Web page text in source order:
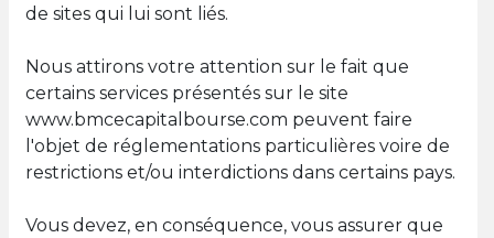
de sites qui lui sont liés.
Nous attirons votre attention sur le fait que
certains services présentés sur le site
www.bmcecapitalbourse.com peuvent faire
l'objet de réglementations particulières voire de
restrictions et/ou interdictions dans certains pays.
Vous devez, en conséquence, vous assurer que